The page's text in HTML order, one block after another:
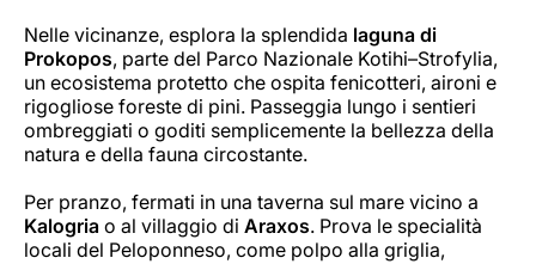
Nelle vicinanze, esplora la splendida laguna di
Prokopos, parte del Parco Nazionale Kotihi–Strofylia,
un ecosistema protetto che ospita fenicotteri, aironi e
rigogliose foreste di pini. Passeggia lungo i sentieri
ombreggiati o goditi semplicemente la bellezza della
natura e della fauna circostante.
Per pranzo, fermati in una taverna sul mare vicino a
Kalogria o al villaggio di Araxos. Prova le specialità
locali del Peloponneso, come polpo alla griglia,